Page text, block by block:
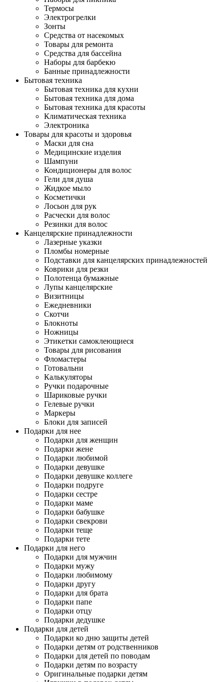
Термосы
Электрогрелки
Зонты
Средства от насекомых
Товары для ремонта
Средства для бассейна
Наборы для барбекю
Банные принадлежности
Бытовая техника
Бытовая техника для кухни
Бытовая техника для дома
Бытовая техника для красоты
Климатическая техника
Электроника
Товары для красоты и здоровья
Маски для сна
Медицинские изделия
Шампуни
Кондиционеры для волос
Гели для душа
Жидкое мыло
Косметички
Лосьон для рук
Расчески для волос
Резинки для волос
Канцелярские принадлежности
Лазерные указки
Пломбы номерные
Подставки для канцелярских принадлежностей
Коврики для резки
Полотенца бумажные
Лупы канцелярские
Визитницы
Ежедневники
Скотчи
Блокноты
Ножницы
Этикетки самоклеющиеся
Товары для рисования
Фломастеры
Готовальни
Калькуляторы
Ручки подарочные
Шариковые ручки
Гелевые ручки
Маркеры
Блоки для записей
Подарки для нее
Подарки для женщин
Подарки жене
Подарки любимой
Подарки девушке
Подарки девушке коллеге
Подарки подруге
Подарки сестре
Подарки маме
Подарки бабушке
Подарки свекрови
Подарки теще
Подарки тете
Подарки для него
Подарки для мужчин
Подарки мужу
Подарки любимому
Подарки другу
Подарки для брата
Подарки папе
Подарки отцу
Подарки дедушке
Подарки для детей
Подарки ко дню защиты детей
Подарки детям от родственников
Подарки для детей по поводам
Подарки детям по возрасту
Оригинальные подарки детям